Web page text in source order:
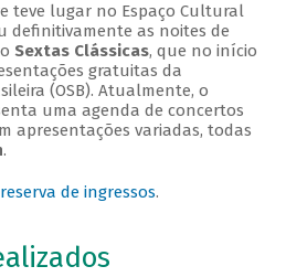
teve lugar no Espaço Cultural
definitivamente as noites de
Sextas Clássicas, que no início
gratuitas da
(OSB). Atualmente, o
uma agenda de concertos
apresentações variadas, todas
.
reserva de ingressos.